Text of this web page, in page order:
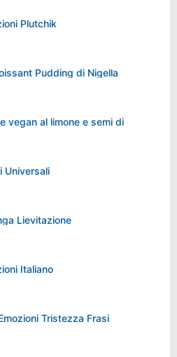
Plutchik
Pudding di Nigella
vegan al limone e semi di
Universali
Lievitazione
Italiano
Tristezza Frasi